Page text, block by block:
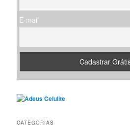
E-mail
CATEGORIAS